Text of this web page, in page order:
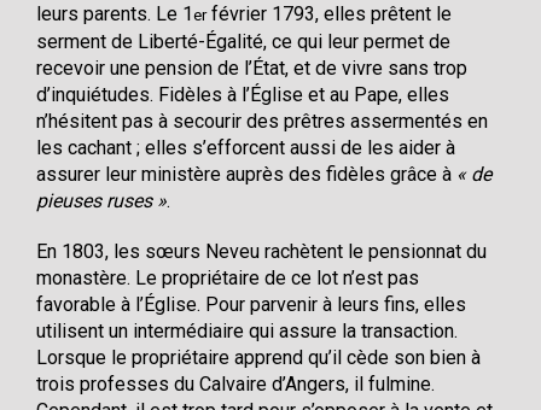
leurs parents. Le 1erfévrier 1793, elles prêtent le
serment de Liberté-Égalité, ce qui leur permet de
recevoir une pension de l’État, et de vivre sans trop
d’inquiétudes. Fidèles à l’Église et au Pape, elles
n’hésitent pas à secourir des prêtres assermentés en
les cachant ; elles s’efforcent aussi de les aider à
assurer leur ministère auprès des fidèles grâce à « de
pieuses ruses ».
En 1803, les sœurs Neveu rachètent le pensionnat du
monastère. Le propriétaire de ce lot n’est pas
favorable à l’Église. Pour parvenir à leurs fins, elles
utilisent un intermédiaire qui assure la transaction.
Lorsque le propriétaire apprend qu’il cède son bien à
trois professes du Calvaire d’Angers, il fulmine.